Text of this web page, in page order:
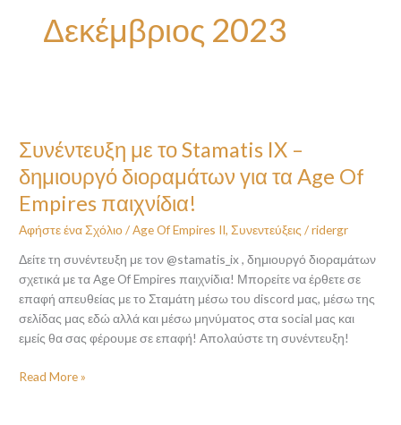
Δεκέμβριος 2023
Συνέντευξη με το Stamatis IX –
δημιουργό διοραμάτων για τα Age Of
Empires παιχνίδια!
Αφήστε ένα Σχόλιο/Age Of Empires II,Συνεντεύξεις /ridergr
Δείτε τη συνέντευξη με τον @stamatis_ix , δημιουργό διοραμάτων
σχετικά με τα Age Of Empires παιχνίδια! Μπορείτε να έρθετε σε
επαφή απευθείας με το Σταμάτη μέσω του discord μας, μέσω της
σελίδας μας εδώ αλλά και μέσω μηνύματος στα social μας και
εμείς θα σας φέρουμε σε επαφή! Απολαύστε τη συνέντευξη!
το
IX
–
δημιουργό
για
τα
Age
Of
Empires
Read More »